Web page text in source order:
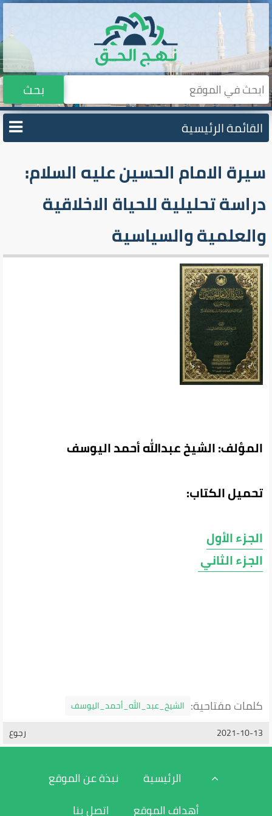
بحث
القائمة الرئيسية
سيرة الامام الحسين عليه السلام:
دراسة تحليلية للحياة الاخلاقية
والعلمية والسياسية
المؤلف: الشيخ عبدالله أحمد اليوسف
تحميل الكتاب:
الجزء الأول
الجزء الثاني
كلمات مفتاحية: الشيخ_عبد_الله_أحمد_اليوسف
رجوع
2021-10-13
الرئيسية
نبذة عن الموقع
أهداف الموقع
اتصل بنا